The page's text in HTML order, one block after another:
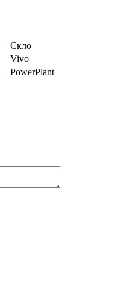
Скло
Vivo
PowerPlant